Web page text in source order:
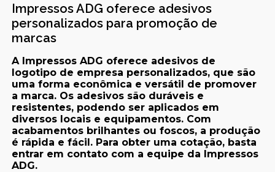
Impressos ADG oferece adesivos
personalizados para promoção de
marcas
A Impressos ADG oferece adesivos de
logotipo de empresa personalizados, que são
uma forma econômica e versátil de promover
a marca. Os adesivos são duráveis e
resistentes, podendo ser aplicados em
diversos locais e equipamentos. Com
acabamentos brilhantes ou foscos, a produção
é rápida e fácil. Para obter uma cotação, basta
entrar em contato com a equipe da Impressos
ADG.